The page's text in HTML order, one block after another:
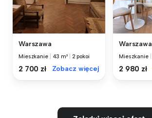
Warszawa
Mieszkanie 43 m² 2 pokoi
2 700 zł Zobacz więcej
Warszawa
Mieszkanie
2 980 zł